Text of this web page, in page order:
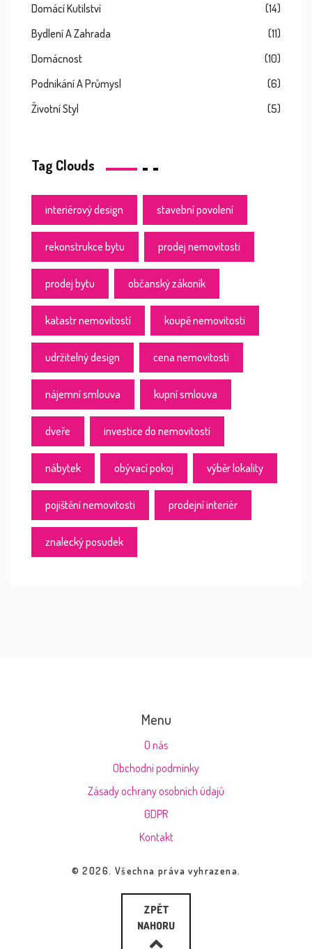
Domácí Kutilství
(14)
Bydlení A Zahrada
(11)
Domácnost
(10)
Podnikání A Průmysl
(6)
Životní Styl
(5)
Tag Clouds
interiérový design stavební povolení
rekonstrukce bytu prodej nemovitosti
prodej bytu občanský zákoník
katastr nemovitostí koupě nemovitosti
udržitelný design cena nemovitosti
nájemní smlouva kupní smlouva
dveře investice do nemovitostí
nábytek obývací pokoj výběr lokality
pojištění nemovitosti prodejní interiér
znalecký posudek
Menu
O nás
Obchodní podmínky
Zásady ochrany osobních údajů
GDPR
Kontakt
© 2026. Všechna práva vyhrazena.
ZPĚT
NAHORU